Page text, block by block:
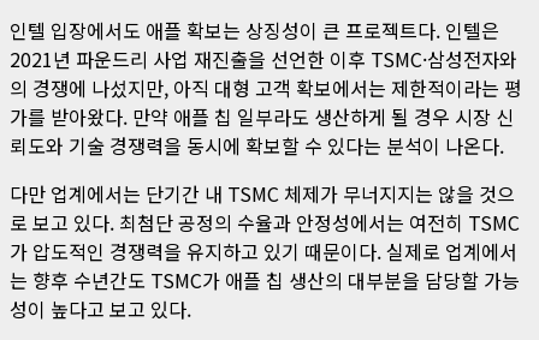
인텔 입장에서도 애플 확보는 상징성이 큰 프로젝트다. 인텔은
2021년 파운드리 사업 재진출을 선언한 이후 TSMC·삼성전자와
의 경쟁에 나섰지만, 아직 대형 고객 확보에서는 제한적이라는 평
가를 받아왔다. 만약 애플 칩 일부라도 생산하게 될 경우 시장 신
뢰도와 기술 경쟁력을 동시에 확보할 수 있다는 분석이 나온다.
다만 업계에서는 단기간 내 TSMC 체제가 무너지지는 않을 것으
로 보고 있다. 최첨단 공정의 수율과 안정성에서는 여전히 TSMC
가 압도적인 경쟁력을 유지하고 있기 때문이다. 실제로 업계에서
는 향후 수년간도 TSMC가 애플 칩 생산의 대부분을 담당할 가능
성이 높다고 보고 있다.